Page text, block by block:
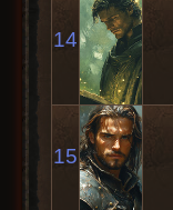
14
15